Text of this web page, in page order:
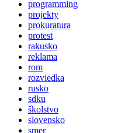
programming
projekty
prokuratura
protest
rakusko
reklama
rom
rozviedka
rusko
sdku
školstvo
slovensko
smer